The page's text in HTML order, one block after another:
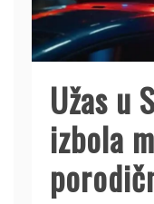
Užas u
izbola